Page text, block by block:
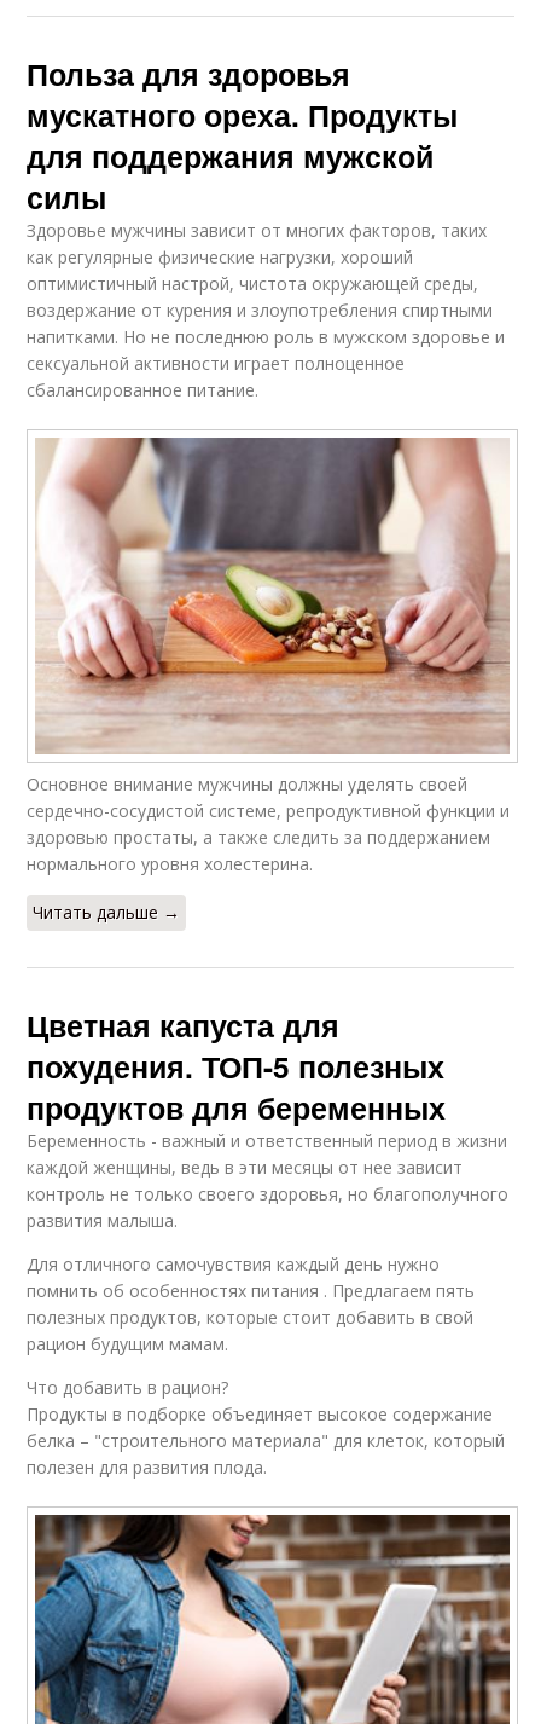
Польза для здоровья
мускатного ореха. Продукты
для поддержания мужской
силы
Здоровье мужчины зависит от многих факторов, таких
как регулярные физические нагрузки, хороший
оптимистичный настрой, чистота окружающей среды,
воздержание от курения и злоупотребления спиртными
напитками. Но не последнюю роль в мужском здоровье и
сексуальной активности играет полноценное
сбалансированное питание.
Основное внимание мужчины должны уделять своей
сердечно-сосудистой системе, репродуктивной функции и
здоровью простаты, а также следить за поддержанием
нормального уровня холестерина.
Читать дальше →
Цветная капуста для
похудения. ТОП-5 полезных
продуктов для беременных
Беременность - важный и ответственный период в жизни
каждой женщины, ведь в эти месяцы от нее зависит
контроль не только своего здоровья, но благополучного
развития малыша.
Для отличного самочувствия каждый день нужно
помнить об особенностях питания . Предлагаем пять
полезных продуктов, которые стоит добавить в свой
рацион будущим мамам.
Что добавить в рацион?
Продукты в подборке объединяет высокое содержание
белка – "строительного материала" для клеток, который
полезен для развития плода.